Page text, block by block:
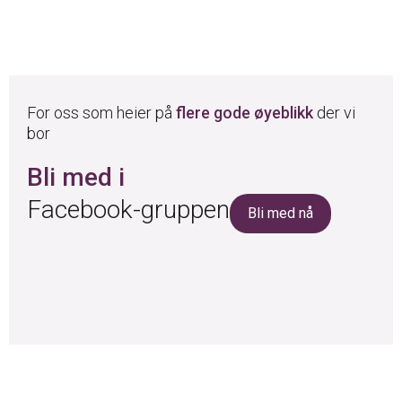
For oss som heier på flere gode øyeblikk der vi
bor
Bli med i
Facebook-gruppen
Bli med nå